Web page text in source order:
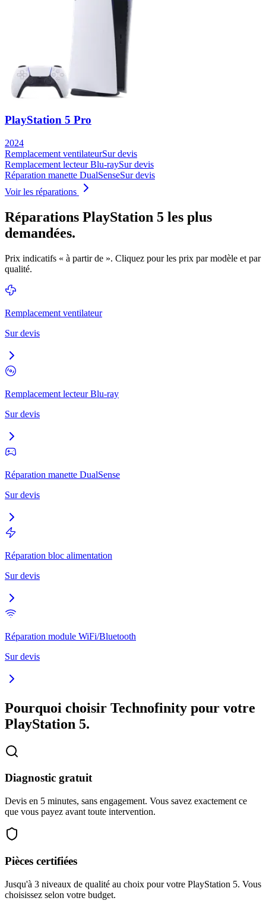
PlayStation 5 Pro
2024
Remplacement ventilateurSur devis
Remplacement lecteur Blu-raySur devis
Réparation manette DualSenseSur devis
Voir les réparations
Réparations PlayStation 5 les plus
demandées.
Prix indicatifs « à partir de ». Cliquez pour les prix par modèle et par
qualité.
Remplacement ventilateur
Sur devis
Remplacement lecteur Blu-ray
Sur devis
Réparation manette DualSense
Sur devis
Réparation bloc alimentation
Sur devis
Réparation module WiFi/Bluetooth
Sur devis
Pourquoi choisir Technofinity pour votre
PlayStation 5.
Diagnostic gratuit
Devis en 5 minutes, sans engagement. Vous savez exactement ce
que vous payez avant toute intervention.
Pièces certifiées
Jusqu'à 3 niveaux de qualité au choix pour votre PlayStation 5. Vous
choisissez selon votre budget.